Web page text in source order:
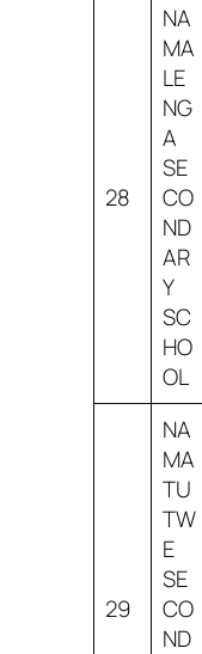
28
NA
MA
LE
NG
A
SE
CO
ND
AR
Y
SC
HO
OL
29
NA
MA
TU
TW
E
SE
CO
ND